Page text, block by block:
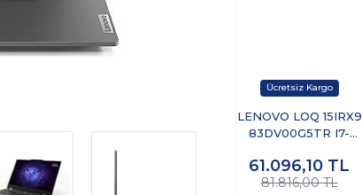
LENOVO LOQ 15IRX9
83DV00G5TR I7-
SSD 6GB RTX3050
15.6" DOS
61.096,10 TL
81.816,00 TL